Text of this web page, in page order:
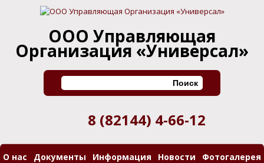
ООО Управляющая
Организация «Универсал»
Поиск
8 (82144) 4-66-12
О нас Документы Информация Новости Фотогалерея